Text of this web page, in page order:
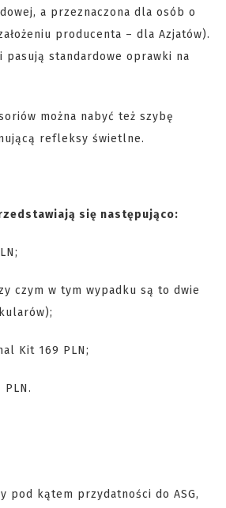
a przeznaczona dla osób o
producenta – dla Azjatów).
pasują standardowe oprawki na
można nabyć też szybę
refleksy świetlne.
się następująco:
czym w tym wypadku są to dwie
Kit 169 PLN;
pod kątem przydatności do ASG,